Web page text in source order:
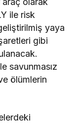
ile risk
yaya
gibi
savunmasız
ölümlerin